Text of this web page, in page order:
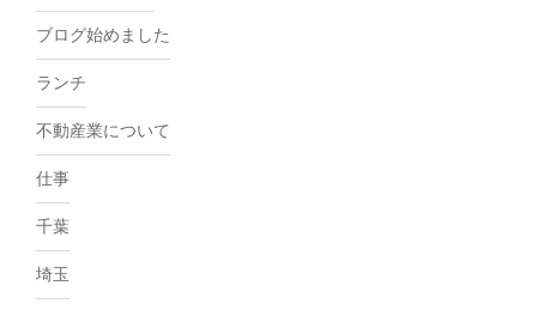
ブログ始めました
ランチ
不動産業について
仕事
千葉
埼玉